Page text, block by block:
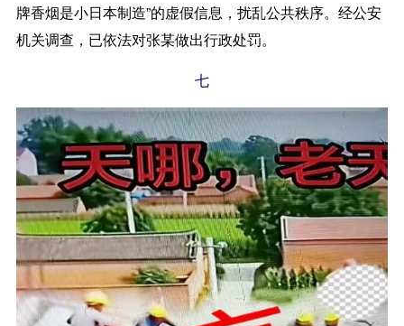
牌香烟是小日本制造”的虚假信息，扰乱公共秩序。经公安
机关调查，已依法对张某做出行政处罚。
七